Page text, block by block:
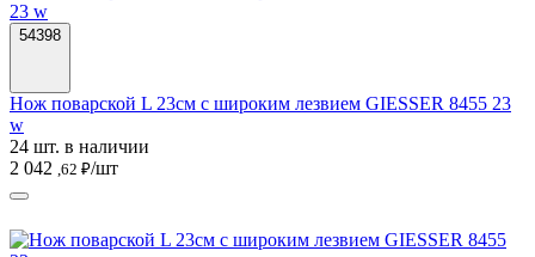
54398
Нож поварской L 23см с широким лезвием GIESSER 8455 23
w
24 шт. в наличии
2 042 ,62 ₽/шт